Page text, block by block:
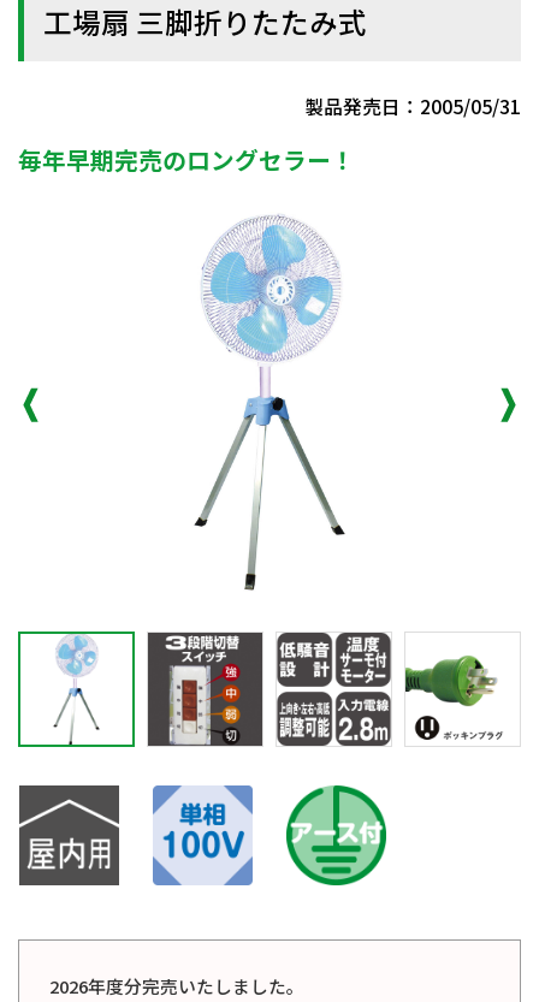
工場扇 三脚折りたたみ式
製品発売日：2005/05/31
毎年早期完売のロングセラー！
2026年度分完売いたしました。